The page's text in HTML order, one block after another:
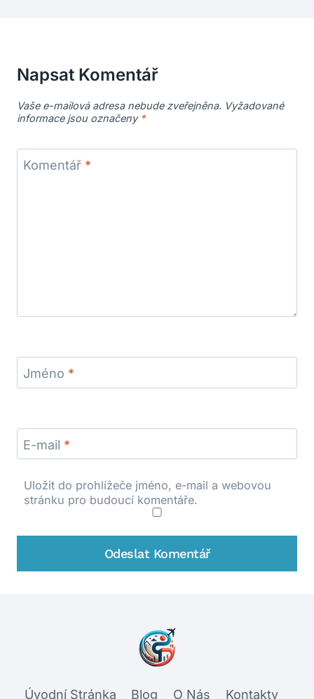
Napsat Komentář
Vaše e-mailová adresa nebude zveřejněna. Vyžadované
informace jsou označeny *
Komentář *
Jméno *
E-mail *
Uložit do prohlížeče jméno, e-mail a webovou
stránku pro budoucí komentáře.
Úvodní Stránka Blog O Nás Kontakty